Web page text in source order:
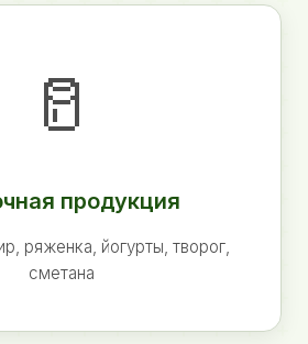
🥛
продукция
ряженка, йогурты, творог,
сметана